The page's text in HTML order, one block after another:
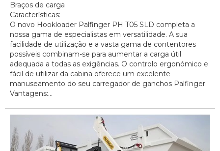
Braços de carga
Características:
O novo Hookloader Palfinger PH T05 SLD completa a
nossa gama de especialistas em versatilidade. A sua
facilidade de utilização e a vasta gama de contentores
possíveis combinam-se para aumentar a carga útil
adequada a todas as exigências. O controlo ergonómico e
fácil de utilizar da cabina oferece um excelente
manuseamento do seu carregador de ganchos Palfinger.
Vantagens:...